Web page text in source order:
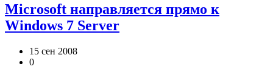
Microsoft направляется прямо к
Windows 7 Server
15 сен 2008
0